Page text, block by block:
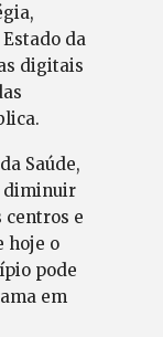
da
digitais
Saúde,
diminuir
centros e
hoje o
pode
em